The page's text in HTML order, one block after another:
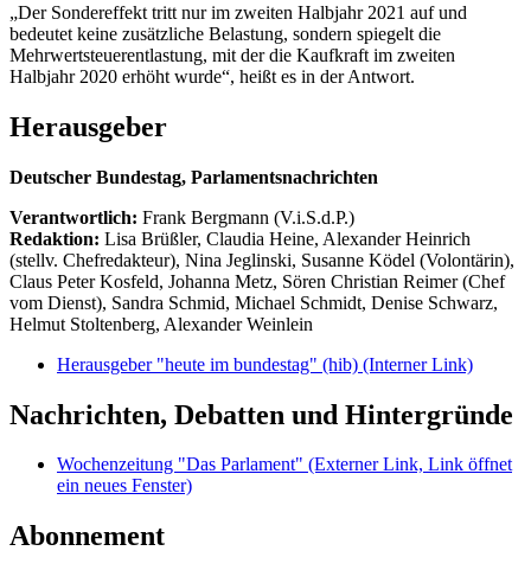
„Der Sondereffekt tritt nur im zweiten Halbjahr 2021 auf und
bedeutet keine zusätzliche Belastung, sondern spiegelt die
Mehrwertsteuerentlastung, mit der die Kaufkraft im zweiten
Halbjahr 2020 erhöht wurde“, heißt es in der Antwort.
Herausgeber
Deutscher Bundestag, Parlamentsnachrichten
Verantwortlich: Frank Bergmann (V.i.S.d.P.)
Redaktion: Lisa Brüßler, Claudia Heine, Alexander Heinrich
(stellv. Chefredakteur), Nina Jeglinski, Susanne Ködel (Volontärin),
Claus Peter Kosfeld, Johanna Metz, Sören Christian Reimer (Chef
vom Dienst), Sandra Schmid, Michael Schmidt, Denise Schwarz,
Helmut Stoltenberg, Alexander Weinlein
Herausgeber "heute im bundestag" (hib) (Interner Link)
Nachrichten, Debatten und Hintergründe
Wochenzeitung "Das Parlament" (Externer Link, Link öffnet
ein neues Fenster)
Abonnement